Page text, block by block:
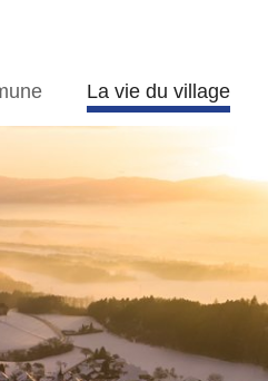
La vie du village